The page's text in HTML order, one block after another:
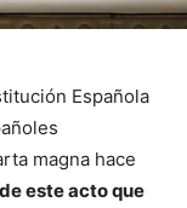
Española
magna hace
este acto que